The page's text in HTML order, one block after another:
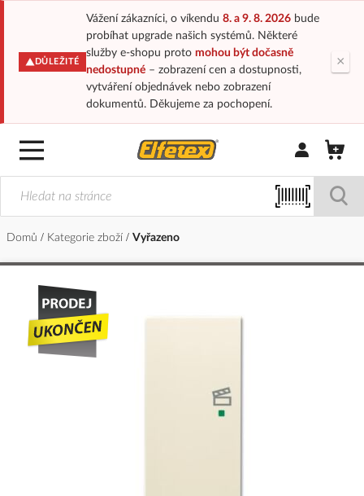
DŮLEŽITÉ
Vážení zákazníci, o víkendu 8. a 9. 8. 2026bude
probíhat upgrade našich systémů. Některé
služby e-shopu proto mohou být dočasně
nedostupné– zobrazení cen a dostupnosti,
vytváření objednávek nebo zobrazení
dokumentů. Děkujeme za pochopení.
×
Přihlásit/
Domů Kategorie zboží Vyřazeno
konec
galerie